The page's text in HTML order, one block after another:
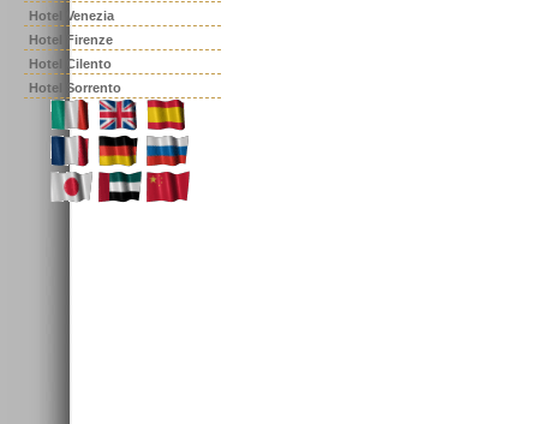
Hotel Venezia
Hotel Firenze
Hotel Cilento
Hotel Sorrento